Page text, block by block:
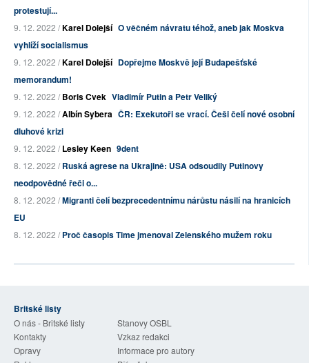
protestují...
9. 12. 2022 /Karel Dolejší O věčném návratu téhož, aneb jak Moskva
vyhlíží socialismus
9. 12. 2022 /Karel Dolejší Dopřejme Moskvě její Budapešťské
memorandum!
9. 12. 2022 /Boris Cvek Vladimír Putin a Petr Veliký
9. 12. 2022 /Albín Sybera ČR: Exekutoři se vrací. Češi čelí nové osobní
dluhové krizi
9. 12. 2022 /Lesley Keen 9dent
8. 12. 2022 /Ruská agrese na Ukrajině: USA odsoudily Putinovy
neodpovědné řeči o...
8. 12. 2022 /Migranti čelí bezprecedentnímu nárůstu násilí na hranicích
EU
8. 12. 2022 /Proč časopis Time jmenoval Zelenského mužem roku
Britské listy
O nás - Britské listy
Stanovy OSBL
Kontakty
Vzkaz redakci
Opravy
Informace pro autory